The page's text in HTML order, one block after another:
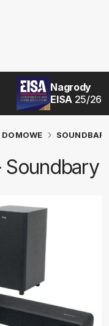
Nagrody
EISA 25/26